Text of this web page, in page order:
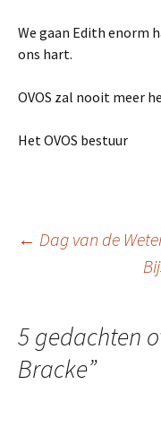
We gaan Edith enorm
ons hart.
OVOS zal nooit meer
Het OVOS bestuur
← Dag van de
5 gedachten
Bracke”